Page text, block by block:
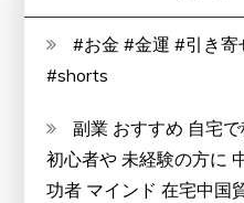
#お金 #金運 #引き
#shorts
副業 おすすめ 自宅
初心者や 未経験の方に
功者 マインド 在宅中国